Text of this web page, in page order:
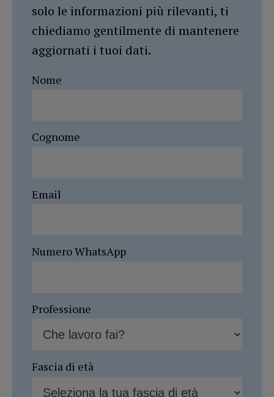
solo le informazioni più rilevanti, ti
chiediamo gentilmente di mantenere
aggiornati i tuoi dati.
Nome
Cognome
Email
Numero WhatsApp
Professione
Fascia di età